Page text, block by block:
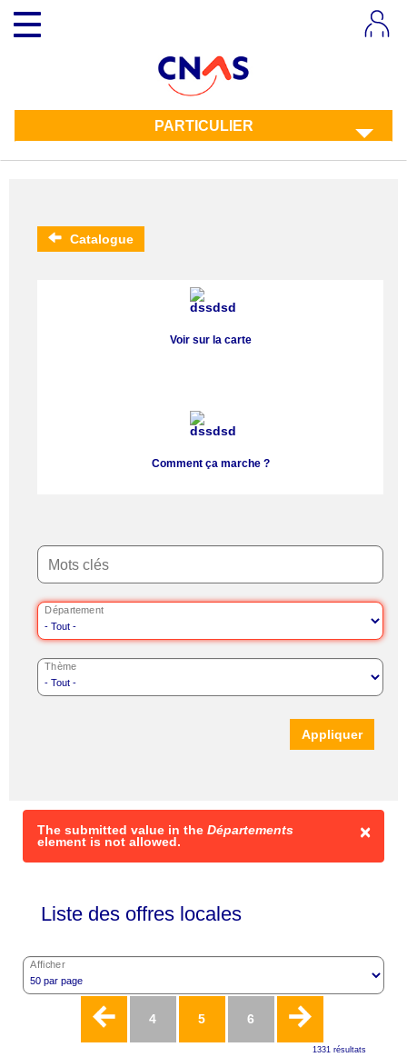
contenu
principal
Toggle
navigation
PARTICULIER
Catalogue
Voir sur la carte
Comment ça marche ?
Mots clés
Département
Thème
Appliquer
×
Message
The submitted value in the Départements
element is not allowed.
Liste des offres locales
Afficher
Pagination Page
4 Page
5 Page
6
1331 résultats